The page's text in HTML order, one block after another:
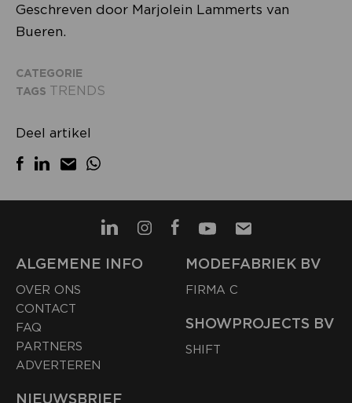
Geschreven door Marjolein Lammerts van
Bueren.
CATEGORIE
TAGS TRENDS
Deel artikel
ALGEMENE INFO
OVER ONS
CONTACT
FAQ
PARTNERS
ADVERTEREN
MODEFABRIEK BV
FIRMA C
SHOWPROJECTS BV
SHIFT
NIEUWSBRIEF